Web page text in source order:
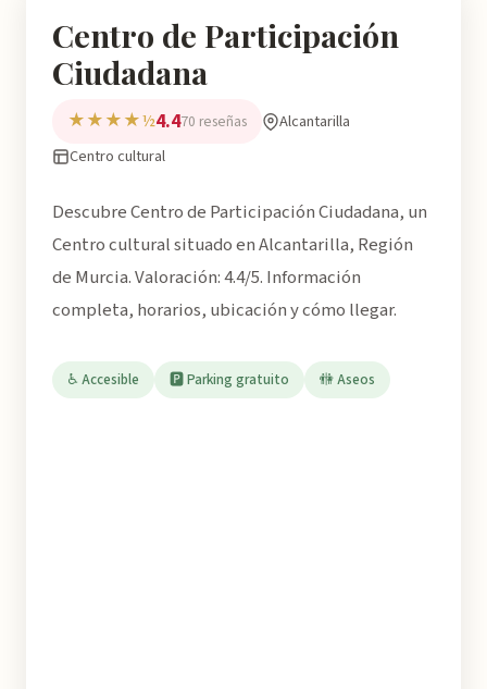
Centro de Participación
Ciudadana
★★★★½4.470 reseñas
Alcantarilla
Centro cultural
Descubre Centro de Participación Ciudadana, un
Centro cultural situado en Alcantarilla, Región
de Murcia. Valoración: 4.4/5. Información
completa, horarios, ubicación y cómo llegar.
♿ Accesible 🅿️ Parking gratuito 🚻 Aseos